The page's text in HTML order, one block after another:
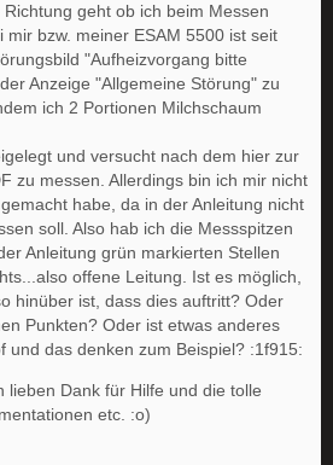
geht ob ich beim Messen
bzw. meiner ESAM 5500 ist seit
"Aufheizvorgang bitte
Anzeige "Allgemeine Störung" zu
ich 2 Portionen Milchschaum
und versucht nach dem hier zur
zu messen. Allerdings bin ich mir nicht
habe, da in der Anleitung nicht
soll. Also hab ich die Messspitzen
Anleitung grün markierten Stellen
offene Leitung. Ist es möglich,
hinüber ist, dass dies auftritt? Oder
Punkten? Oder ist etwas anderes
und das denken zum Beispiel? :1f915:
lieben Dank für Hilfe und die tolle
etc. :o)